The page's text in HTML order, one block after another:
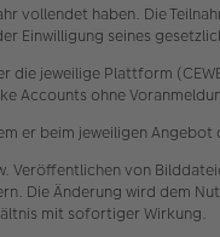
vollendet haben. Die
Einwilligung seines
jeweilige Plattform
Accounts ohne
er beim jeweiligen
von
Die Änderung wird dem
mit sofortiger Wirkung.